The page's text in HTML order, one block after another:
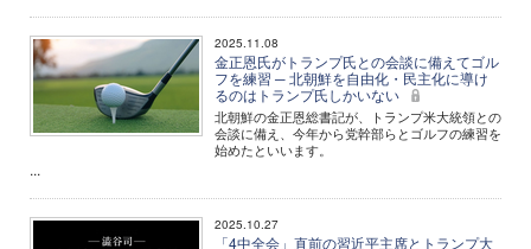
2025.11.08
金正恩氏がトランプ氏との会談に備えてゴル
フを練習 ─ 北朝鮮を自由化・民主化に導け
るのはトランプ氏しかいない
北朝鮮の金正恩総書記が、トランプ米大統領との
会談に備え、今年から党幹部らとゴルフの練習を
始めたといいます。
...
2025.10.27
「4中全会」直前の習近平主席とトランプ大